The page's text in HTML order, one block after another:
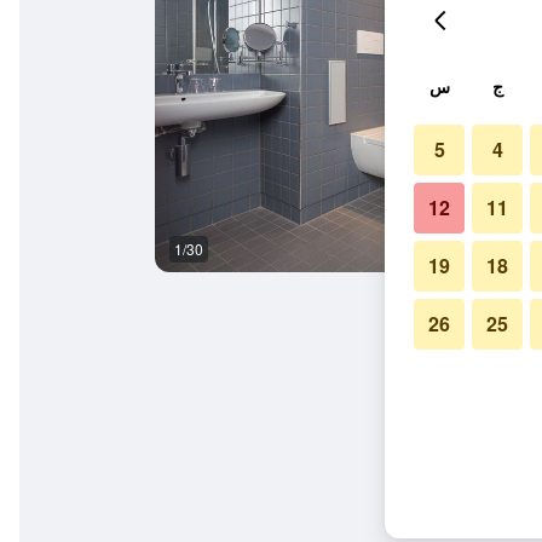
1/30
ج س
4
5
11
12
18
19
25
26